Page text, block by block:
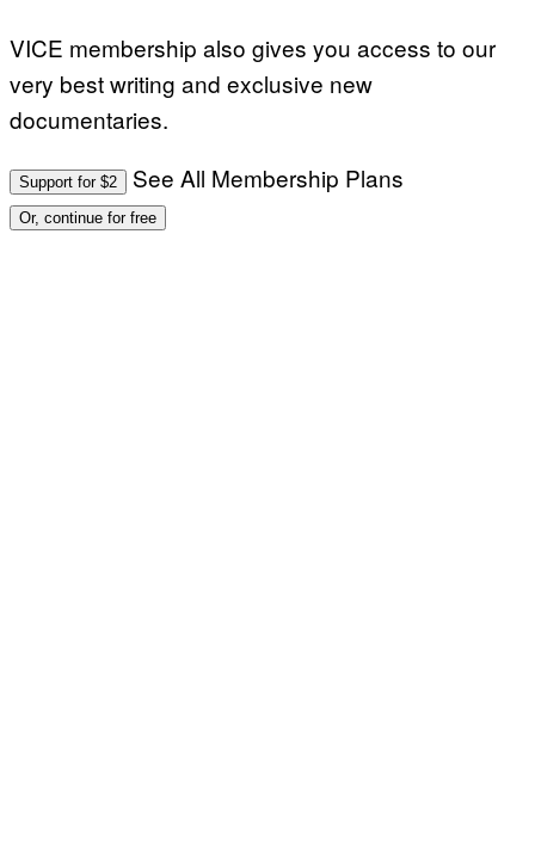
VICE membership also gives you access to our
very best writing and exclusive new
documentaries.
Support for $2 See All Membership Plans
Or, continue for free